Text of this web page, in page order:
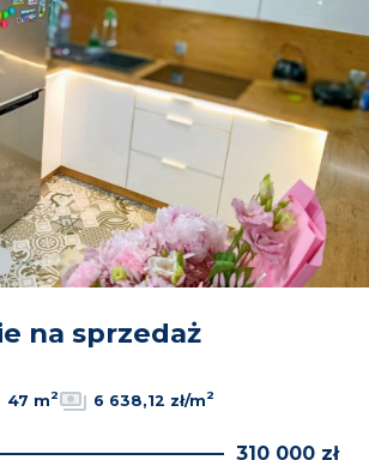
na sprzedaż
47 m2 6 638,12 zł/m2
310 000 zł